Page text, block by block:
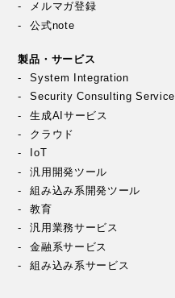
メルマガ登録
公式note
製品・サービス
System Integration
Security Consulting Service
生成AIサービス
クラウド
IoT
汎用開発ツール
組み込み系開発ツール
教育
汎用業務サービス
金融系サービス
組み込み系サービス